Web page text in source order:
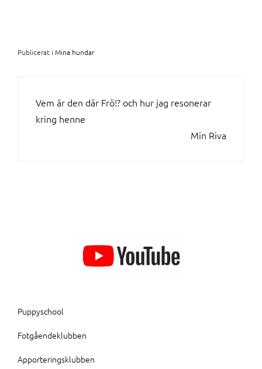
Publicerat i Mina hundar
INLÄGGSNAVIGERING
Vem är den där Frö!? och hur jag resonerar
kring henne
Min Riva
Puppyschool
Fotgåendeklubben
Apporteringsklubben